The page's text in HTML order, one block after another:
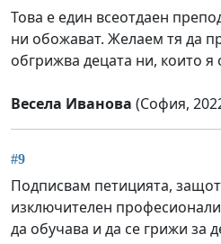
Това е един всеотдаен
ни обожават. Желаем тя да
обгрижва децата ни, които я
Весела Иванова (София,
#9
Подписвам петицията,
изключителен
да обучава и да се грижи за